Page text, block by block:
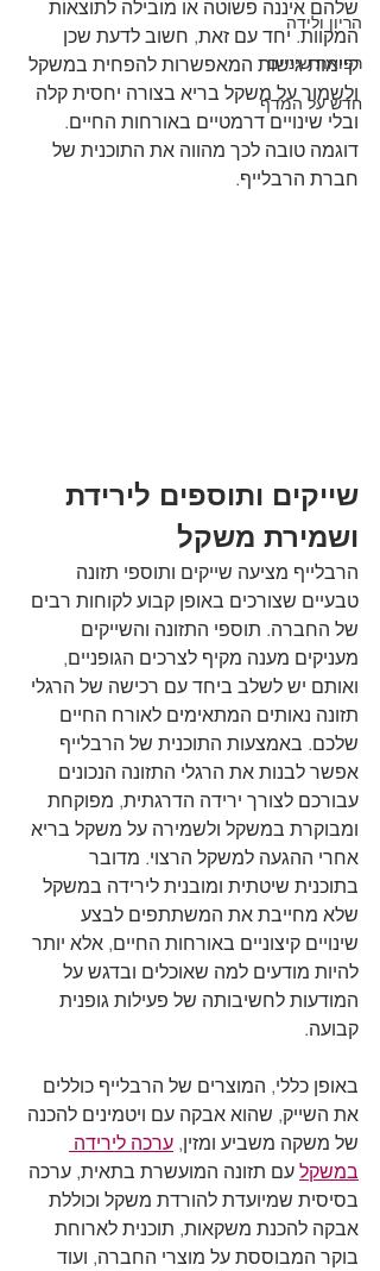
הריון ולידה
רפואת שיניים
חדש על המדף
שלהם איננה פשוטה או מובילה לתוצאות
המקוות. יחד עם זאת, חשוב לדעת שכן
קיימות גישות המאפשרות להפחית במשקל
ולשמור על משקל בריא בצורה יחסית קלה
ובלי שינויים דרמטיים באורחות החיים.
דוגמה טובה לכך מהווה את התוכנית של
חברת הרבלייף.
שייקים ותוספים לירידת
ושמירת משקל
הרבלייף מציעה שייקים ותוספי תזונה
טבעיים שצורכים באופן קבוע לקוחות רבים
של החברה. תוספי התזונה והשייקים
מעניקים מענה מקיף לצרכים הגופניים,
ואותם יש לשלב ביחד עם רכישה של הרגלי
תזונה נאותים המתאימים לאורח החיים
שלכם. באמצעות התוכנית של הרבלייף
אפשר לבנות את הרגלי התזונה הנכונים
עבורכם לצורך ירידה הדרגתית, מפוקחת
ומבוקרת במשקל ולשמירה על משקל בריא
אחרי ההגעה למשקל הרצוי. מדובר
בתוכנית שיטתית ומובנית לירידה במשקל
שלא מחייבת את המשתתפים לבצע
שינויים קיצוניים באורחות החיים, אלא יותר
להיות מודעים למה שאוכלים ובדגש על
המודעות לחשיבותה של פעילות גופנית
קבועה.
באופן כללי, המוצרים של הרבלייף כוללים
את השייק, שהוא אבקה עם ויטמינים להכנה
של משקה משביע ומזין, ערכה לירידה
במשקל עם תזונה המועשרת בתאית, ערכה
בסיסית שמיועדת להורדת משקל וכוללת
אבקה להכנת משקאות, תוכנית לארוחת
בוקר המבוססת על מוצרי החברה, ועוד